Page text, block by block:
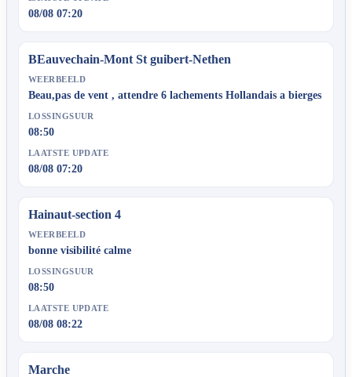
08/08 07:20
BEauvechain-Mont St guibert-Nethen
WEERBEELD
Beau,pas de vent , attendre 6 lachements Hollandais a bierges
LOSSINGSUUR
08:50
LAATSTE UPDATE
08/08 07:20
Hainaut-section 4
WEERBEELD
bonne visibilité calme
LOSSINGSUUR
08:50
LAATSTE UPDATE
08/08 08:22
Marche